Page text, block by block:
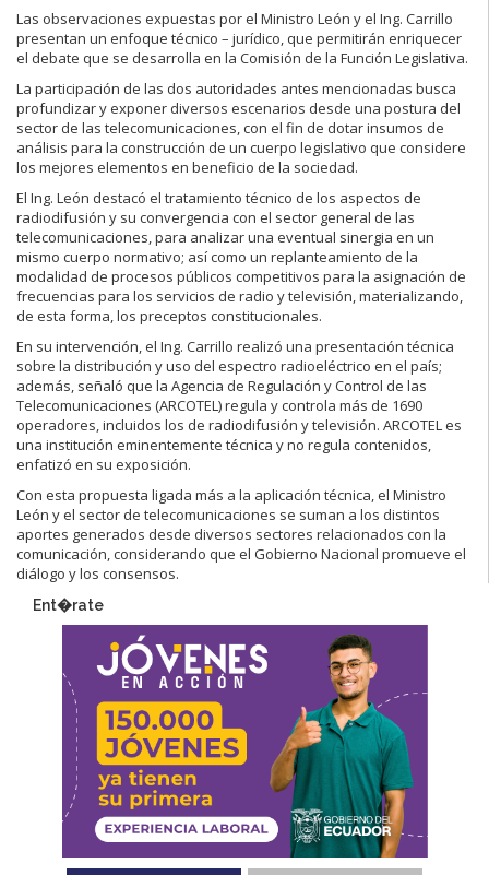
Las observaciones expuestas por el Ministro León y el Ing. Carrillo
presentan un enfoque técnico – jurídico, que permitirán enriquecer
el debate que se desarrolla en la Comisión de la Función Legislativa.
La participación de las dos autoridades antes mencionadas busca
profundizar y exponer diversos escenarios desde una postura del
sector de las telecomunicaciones, con el fin de dotar insumos de
análisis para la construcción de un cuerpo legislativo que considere
los mejores elementos en beneficio de la sociedad.
El Ing. León destacó el tratamiento técnico de los aspectos de
radiodifusión y su convergencia con el sector general de las
telecomunicaciones, para analizar una eventual sinergia en un
mismo cuerpo normativo; así como un replanteamiento de la
modalidad de procesos públicos competitivos para la asignación de
frecuencias para los servicios de radio y televisión, materializando,
de esta forma, los preceptos constitucionales.
En su intervención, el Ing. Carrillo realizó una presentación técnica
sobre la distribución y uso del espectro radioeléctrico en el país;
además, señaló que la Agencia de Regulación y Control de las
Telecomunicaciones (ARCOTEL) regula y controla más de 1690
operadores, incluidos los de radiodifusión y televisión. ARCOTEL es
una institución eminentemente técnica y no regula contenidos,
enfatizó en su exposición.
Con esta propuesta ligada más a la aplicación técnica, el Ministro
León y el sector de telecomunicaciones se suman a los distintos
aportes generados desde diversos sectores relacionados con la
comunicación, considerando que el Gobierno Nacional promueve el
diálogo y los consensos.
Ent�rate